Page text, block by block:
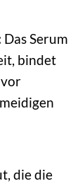
Das Serum
bindet
die die